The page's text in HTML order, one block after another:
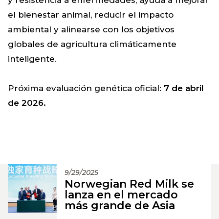
el bienestar animal, reducir el impacto
ambiental y alinearse con los objetivos
globales de agricultura climáticamente
inteligente.
Próxima evaluación genética oficial: 7 de abril
de 2026.
9/29/2025
Norwegian Red Milk se
lanza en el mercado
más grande de Asia